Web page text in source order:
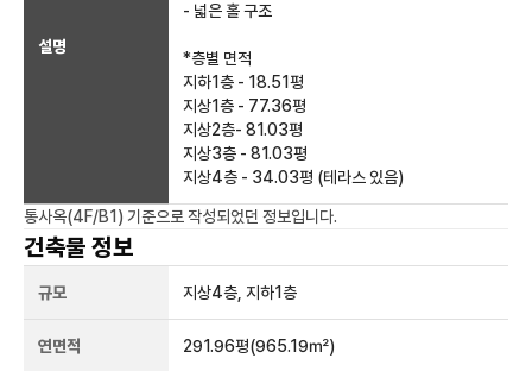
설명
- 넓은 홀 구조
*층별 면적
지하1층 - 18.51평
지상1층 - 77.36평
지상2층- 81.03평
지상3층 - 81.03평
지상4층 - 34.03평 (테라스 있음)
통사옥(4F/B1) 기준으로 작성되었던 정보입니다.
건축물 정보
규모 지상4층, 지하1층
연면적 291.96평(965.19㎡)